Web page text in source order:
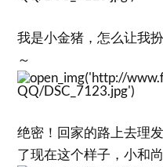
我是小金猪，怎么让我
～
绝密！回家的路上去理
了现在这个样子，小和